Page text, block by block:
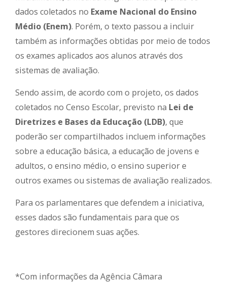
dados coletados no Exame Nacional do Ensino
Médio (Enem). Porém, o texto passou a incluir
também as informações obtidas por meio de todos
os exames aplicados aos alunos através dos
sistemas de avaliação.
Sendo assim, de acordo com o projeto, os dados
coletados no Censo Escolar, previsto na Lei de
Diretrizes e Bases da Educação (LDB), que
poderão ser compartilhados incluem informações
sobre a educação básica, a educação de jovens e
adultos, o ensino médio, o ensino superior e
outros exames ou sistemas de avaliação realizados.
Para os parlamentares que defendem a iniciativa,
esses dados são fundamentais para que os
gestores direcionem suas ações.
*Com informações da Agência Câmara